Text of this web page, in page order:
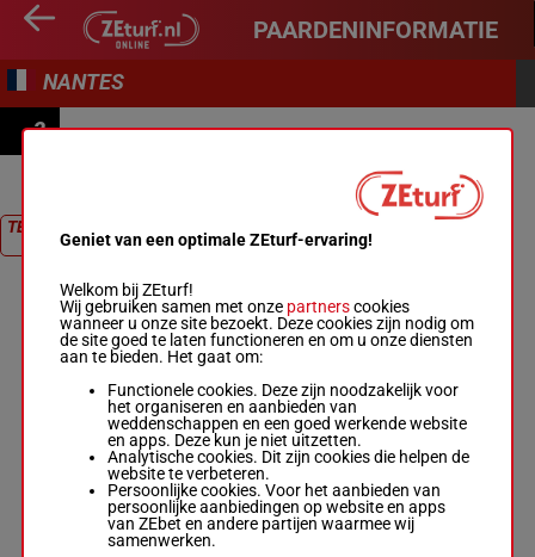
PAARDENINFORMATIE
NANTES
2
TERUG NAAR
RACEGeniet van een optimale ZEturf-ervaring!
Welkom bij ZEturf!
Wij gebruiken samen met onze partnerscookies
wanneer u onze site bezoekt. Deze cookies zijn nodig om
de site goed te laten functioneren en om u onze diensten
aan te bieden. Het gaat om:
Functionele cookies. Deze zijn noodzakelijk voor
het organiseren en aanbieden van
weddenschappen en een goed werkende website
en apps. Deze kun je niet uitzetten.
Analytische cookies. Dit zijn cookies die helpen de
website te verbeteren.
Persoonlijke cookies. Voor het aanbieden van
persoonlijke aanbiedingen op website en apps
van ZEbet en andere partijen waarmee wij
samenwerken.